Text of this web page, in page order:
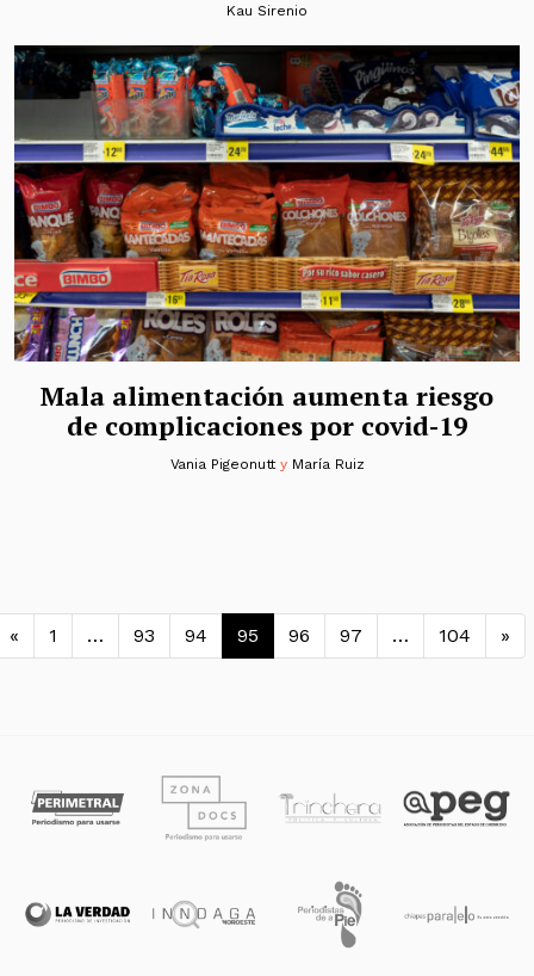
Kau Sirenio
Mala alimentación aumenta riesgo
de complicaciones por covid-19
Vania Pigeonutty María Ruiz
de entradas
« 1 … 93 94 95 96 97 … 104 »